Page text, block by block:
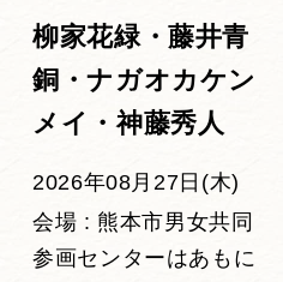
柳家花緑・藤井青
銅・ナガオカケン
メイ・神藤秀人
2026年08月27日(木)
会場 : 熊本市男女共同
参画センターはあもに